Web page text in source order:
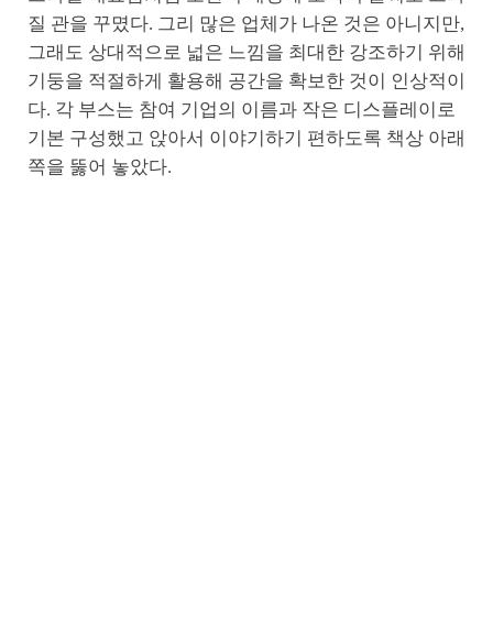
질 관을 꾸몄다. 그리 많은 업체가 나온 것은 아니지만,
그래도 상대적으로 넓은 느낌을 최대한 강조하기 위해
기둥을 적절하게 활용해 공간을 확보한 것이 인상적이
다. 각 부스는 참여 기업의 이름과 작은 디스플레이로
기본 구성했고 앉아서 이야기하기 편하도록 책상 아래
쪽을 뚫어 놓았다.